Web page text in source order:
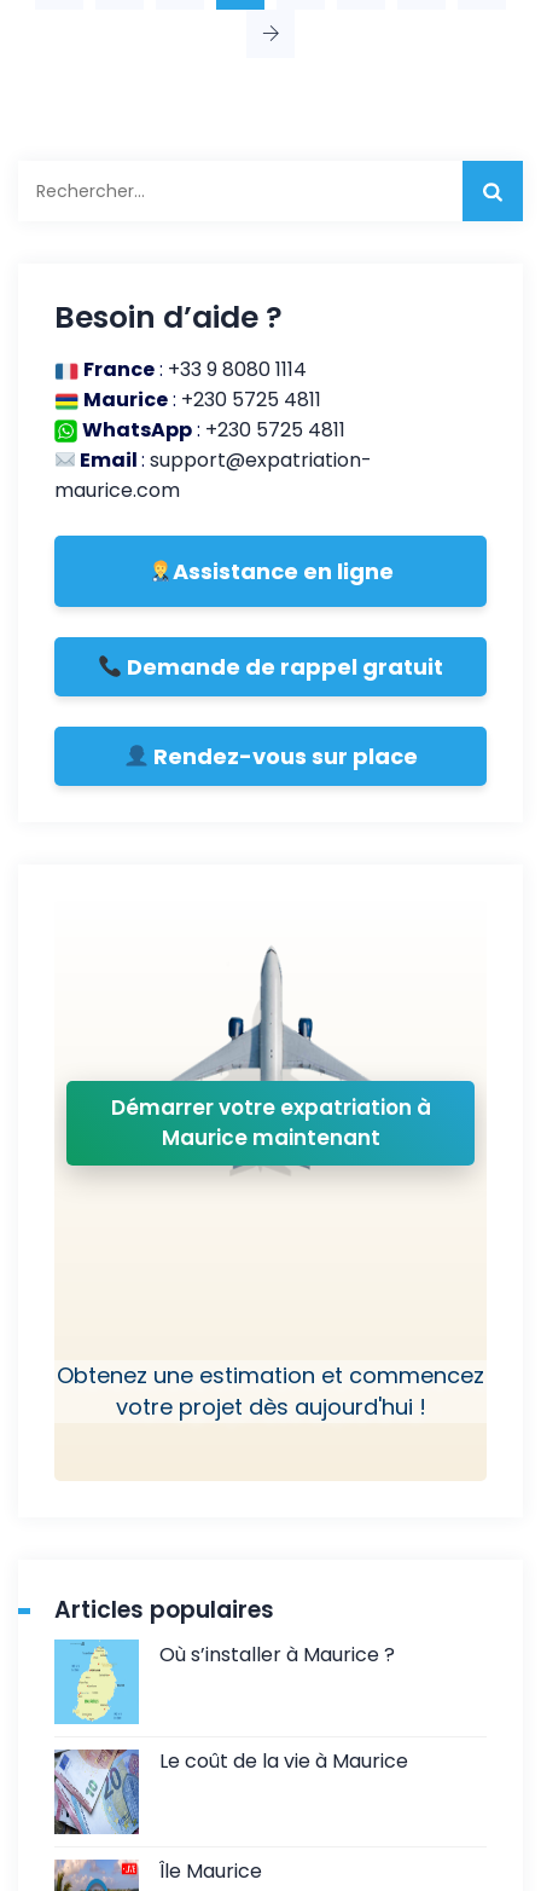
Besoin d’aide ?
France: +33 9 8080 1114
Maurice: +230 5725 4811
WhatsApp: +230 5725 4811
Email:support@expatriation-
maurice.com
Assistance en ligne
Demande de rappel gratuit
Rendez-vous sur place
Démarrer votre expatriation à
Maurice maintenant
Obtenez une estimation et commencez
votre projet dès aujourd'hui !
Articles populaires
Où s’installer à Maurice ?
Le coût de la vie à Maurice
Île Maurice